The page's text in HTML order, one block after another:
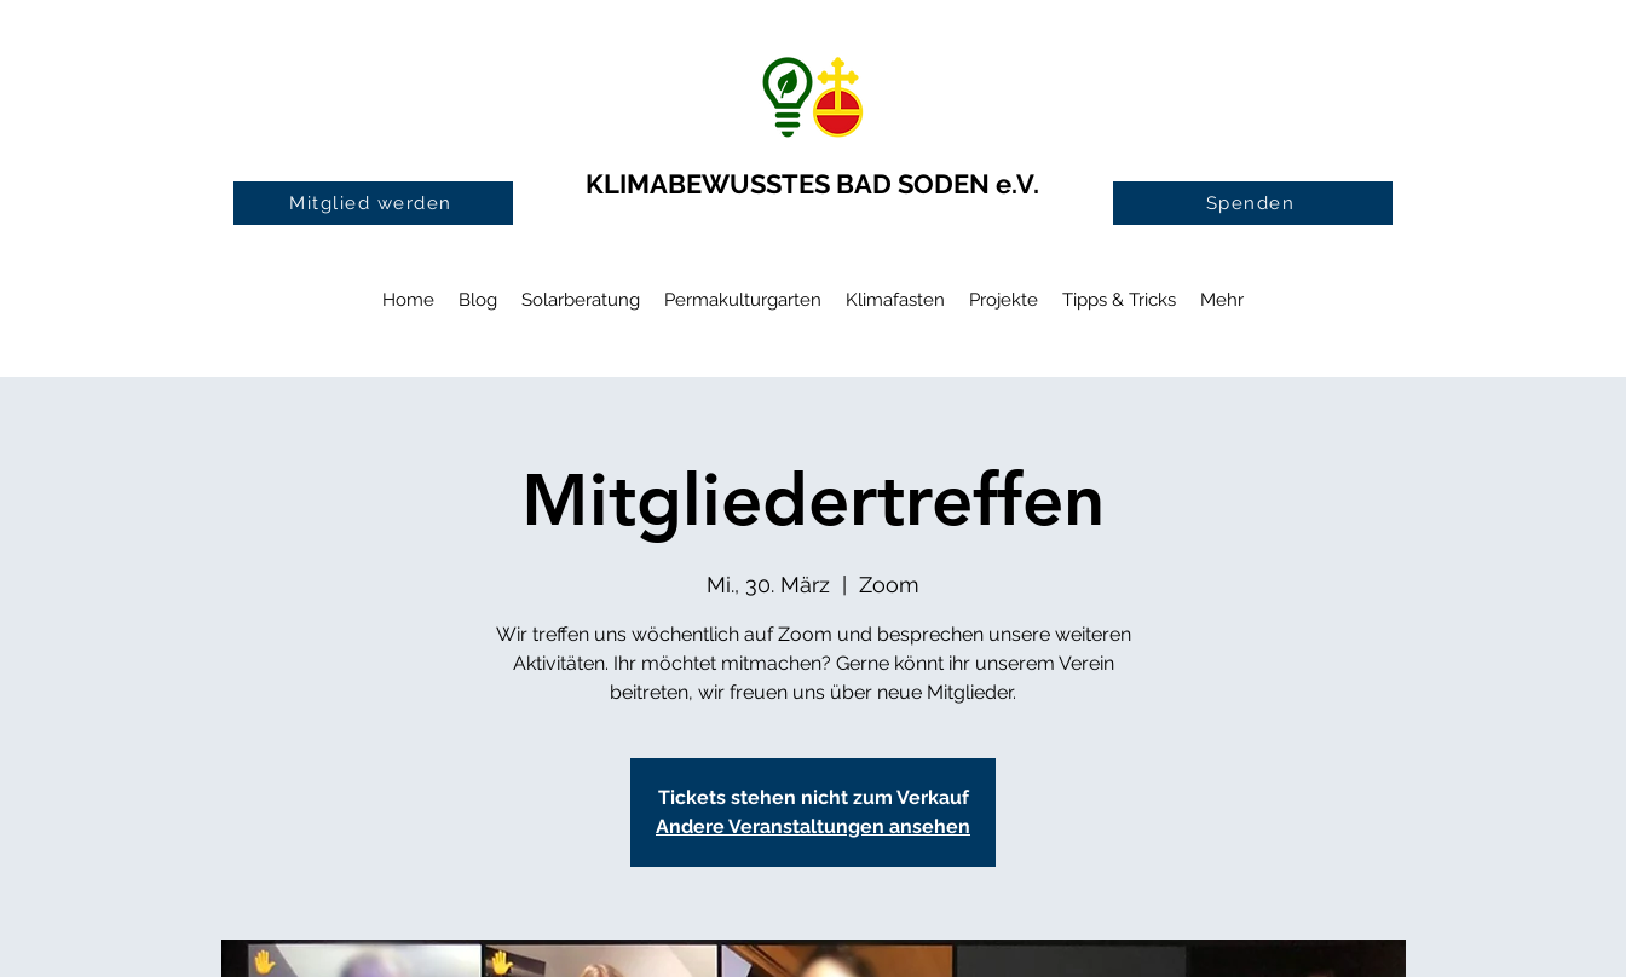
Mitglied werden
KLIMABEWUSSTES BAD SODEN e.V.
Spenden
Home Blog Solarberatung Permakulturgarten Klimafasten Projekte Tipps & Tricks Mehr
Mitgliedertreffen
Mi., 30. März Zoom
Wir treffen uns wöchentlich auf Zoom und besprechen unsere weiteren
Aktivitäten. Ihr möchtet mitmachen? Gerne könnt ihr unserem Verein
beitreten, wir freuen uns über neue Mitglieder.
Tickets stehen nicht zum Verkauf
Andere Veranstaltungen ansehen